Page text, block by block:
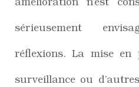
sérieusement
réflexions. La mise en
surveillance ou